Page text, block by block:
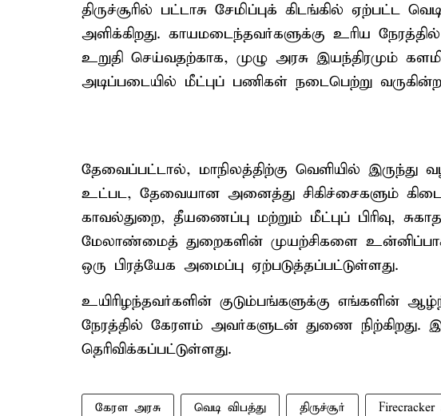
திருச்சூரில் பட்டாசு சேமிப்புக் கிடங்கில் ஏற்பட்ட
அளிக்கிறது. காயமடைந்தவர்களுக்கு உரிய
உறுதி செய்வதற்காக, முழு அரசு இயந்திரமும்
அடிப்படையில் மீட்புப் பணிகள் நடைபெற்று
தேவைப்பட்டால், மாநிலத்திற்கு வெளியில் இருந்து
உட்பட, தேவையான அனைத்து சிகிச்சைகளும்
காவல்துறை, தீயணைப்பு மற்றும் மீட்புப் பிரிவு,
மேலாண்மைத் துறைகளின் முயற்சிகளை
ஒரு பிரத்யேக அமைப்பு ஏற்படுத்தப்பட்டுள்ளது.
உயிரிழந்தவர்களின் குடும்பங்களுக்கு எங்களின்
நேரத்தில் கேரளம் அவர்களுடன் துணை நிற்கிறது.
தெரிவிக்கப்பட்டுள்ளது.
கேரள அரசு வெடி விபத்து திருச்சூர் Firecracker